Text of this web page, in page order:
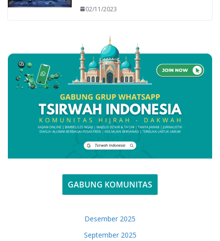
02/11/2023
GABUNG KOMUNITAS
Desember 2025
September 2025